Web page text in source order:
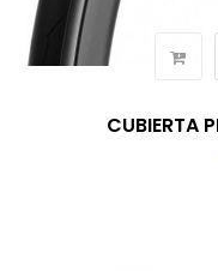
CUBIERTA